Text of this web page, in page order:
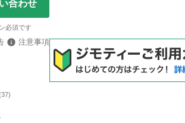
合わせ
必須です
注意事項
37)